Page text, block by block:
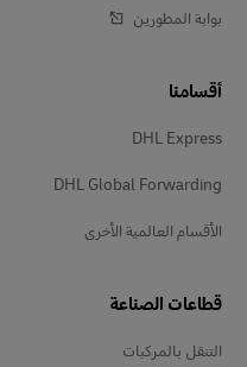
بوابة المطورين
أقسامنا
DHL Express
DHL Global Forwarding
الأقسام العالمية الأخرى
قطاعات الصناعة
التنقل بالمركبات